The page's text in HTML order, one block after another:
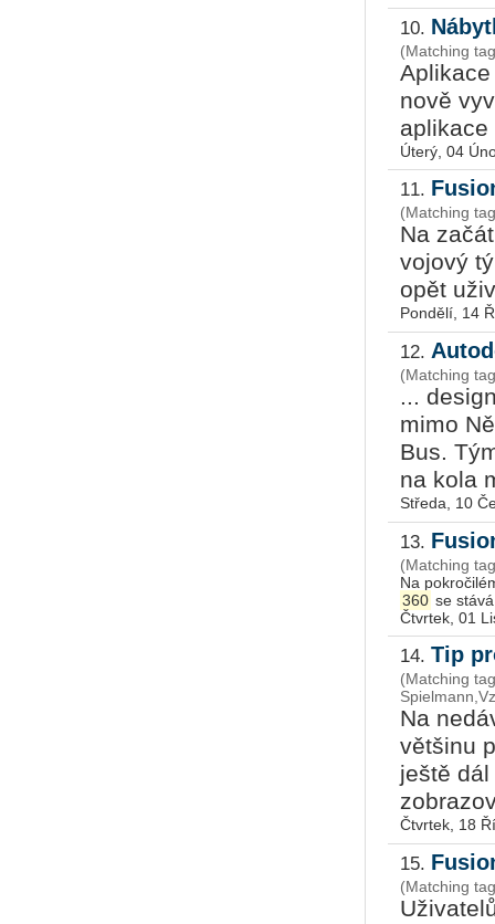
10.
(Matching
nově
Úterý, 04
11.
(Matching
Na
vo­jo­vý
opět
Pondělí, 14
12.
(Matching
...
mimo
Bus.
na kola
Středa, 10
13.
Na
360 se
Čtvrtek, 01
14. Tip
(Matching
Na
většinu
ještě
Čtvrtek, 18
15.